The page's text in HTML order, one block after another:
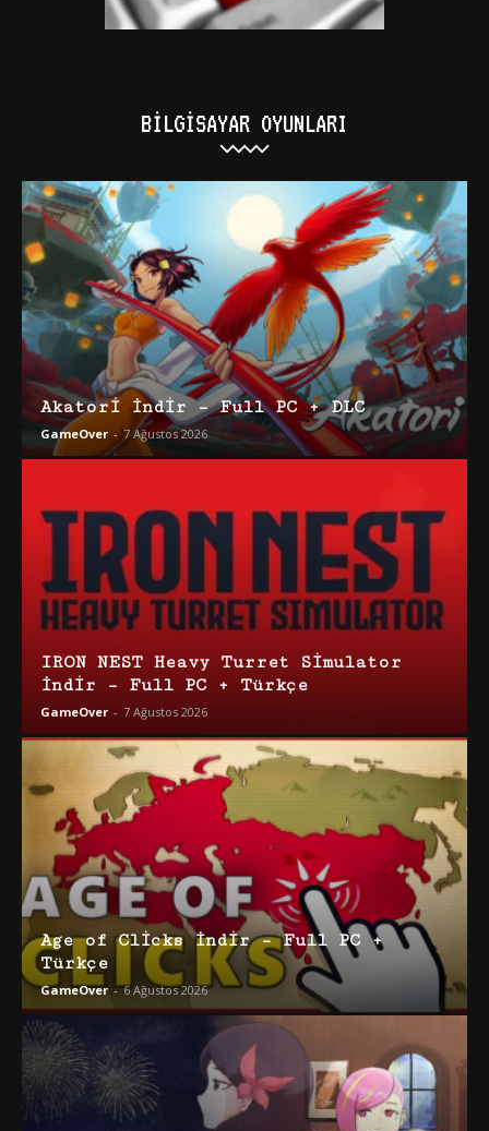
BILGISAYAR OYUNLARI
Akatori İndir – Full PC + DLC
GameOver - 7 Ağustos 2026
IRON NEST Heavy Turret Simulator
İndir – Full PC + Türkçe
GameOver - 7 Ağustos 2026
Age of Clicks İndir – Full PC +
Türkçe
GameOver - 6 Ağustos 2026